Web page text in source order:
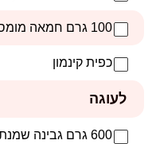
100 גרם חמאה מומסת
כפית קינמון
לעוגה
600 גרם גבינה שמנת 30%